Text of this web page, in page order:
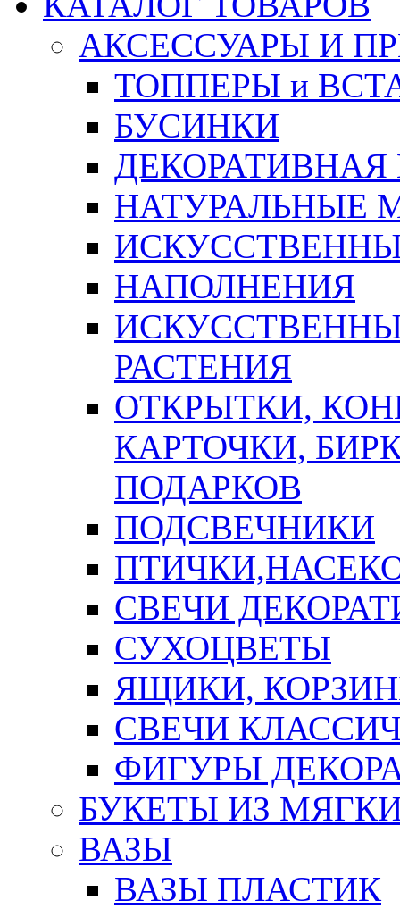
АКСЕССУАРЫ И
ТОППЕРЫ и
БУСИНКИ
ДЕКОРАТИВНАЯ
НАТУРАЛЬНЫЕ
НАПОЛНЕНИЯ
РАСТЕНИЯ
ОТКРЫТКИ,
КАРТОЧКИ,
ПОДАРКОВ
ПОДСВЕЧНИКИ
СВЕЧИ
СУХОЦВЕТЫ
ЯЩИКИ,
СВЕЧИ
ФИГУРЫ
БУКЕТЫ ИЗ
ВАЗЫ
ВАЗЫ ПЛАСТИК